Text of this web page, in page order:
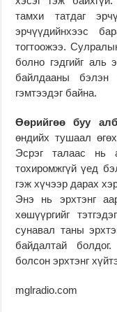
тамхи татдаг
эрчүүдийнхээс
тогтоожээ.
болно гэдгийг аль
байлдааны бэлэн
гэмтээдэг байна.
Өөрийгөө буу
өндийх тушаал
Эсрэг талаас нь
тохиромжгүй үед
гэж хүчээр дарах
Энэ нь эрхтэнг
хөшүүргийг
сунавал таны
байдалтай
болсон эрхтэнг
mglradio.com